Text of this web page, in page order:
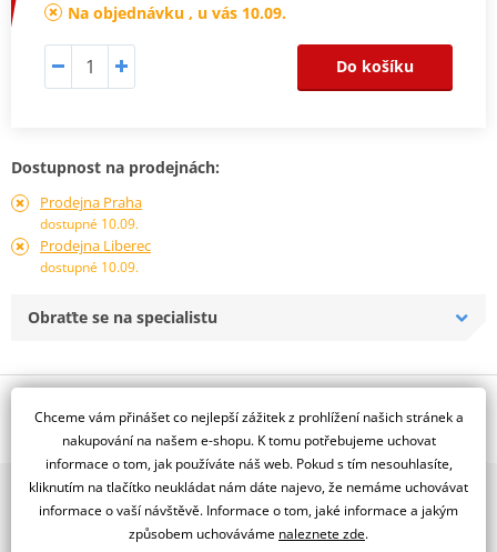
Na objednávku , u vás 10.09.
Do košíku
Dostupnost na prodejnách:
Prodejna Praha
dostupné 10.09.
Prodejna Liberec
dostupné 10.09.
Obraťte se na specialistu
Jsme autorizovaný
dealer značky RDMOTO
KTM 1290 SuperDuke (14-)
Padací rámy RDMOTO nabízí maximální ochranu Vašeho
2x multibrand showroom
9 značek motocyklů, servis, oblečení, doplňky i náhradní
díly, to vše v Praze a Liberci
Chceme vám přinášet co nejlepší zážitek z prohlížení našich stránek a
nakupování na našem e-shopu. K tomu potřebujeme uchovat
informace o tom, jak používáte náš web. Pokud s tím nesouhlasíte,
kliknutím na tlačítko neukládat nám dáte najevo, že nemáme uchovávat
informace o vaší návštěvě. Informace o tom, jaké informace a jakým
způsobem uchováváme naleznete zde.